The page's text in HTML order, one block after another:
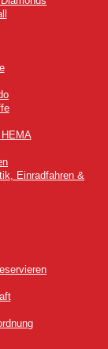
Einradfahren &